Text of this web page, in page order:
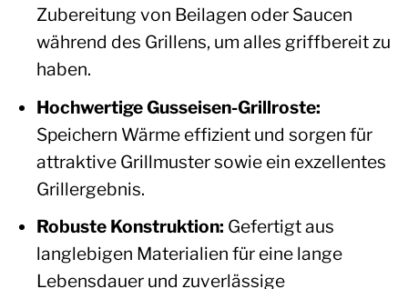
Zubereitung von Beilagen oder Saucen
während des Grillens, um alles griffbereit zu
haben.
Hochwertige Gusseisen-Grillroste:
Speichern Wärme effizient und sorgen für
attraktive Grillmuster sowie ein exzellentes
Grillergebnis.
Robuste Konstruktion: Gefertigt aus
langlebigen Materialien für eine lange
Lebensdauer und zuverlässige